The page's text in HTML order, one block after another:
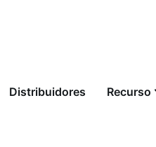
Distribuidores Recurso